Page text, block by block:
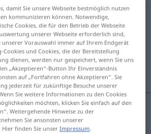
v/t <sans ge>
anklicken/antippen)
assumer
damit Sie unsere Webseite bestmöglich nutzen
kommunizieren können. Notwendige,
Cookies, die für den Betrieb der Webseite
unserer Webseite erforderlich sind,
Vorauswahl immer auf Ihrem Endgerät
Cookies und Cookies, die der Bereitstellung
dienen, werden nur gespeichert, wenn Sie uns
„Akzeptieren“-Button Ihr Einverständnis
auf „Fortfahren ohne Akzeptieren“. Sie
jederzeit für zukünftige Besuche unserer
Sie weitere Informationen zu den Cookies
möchten, klicken Sie einfach auf den
Weitergehende Hinweise zu der
Sie ansonsten unserer
. Hier finden Sie unserImpressum